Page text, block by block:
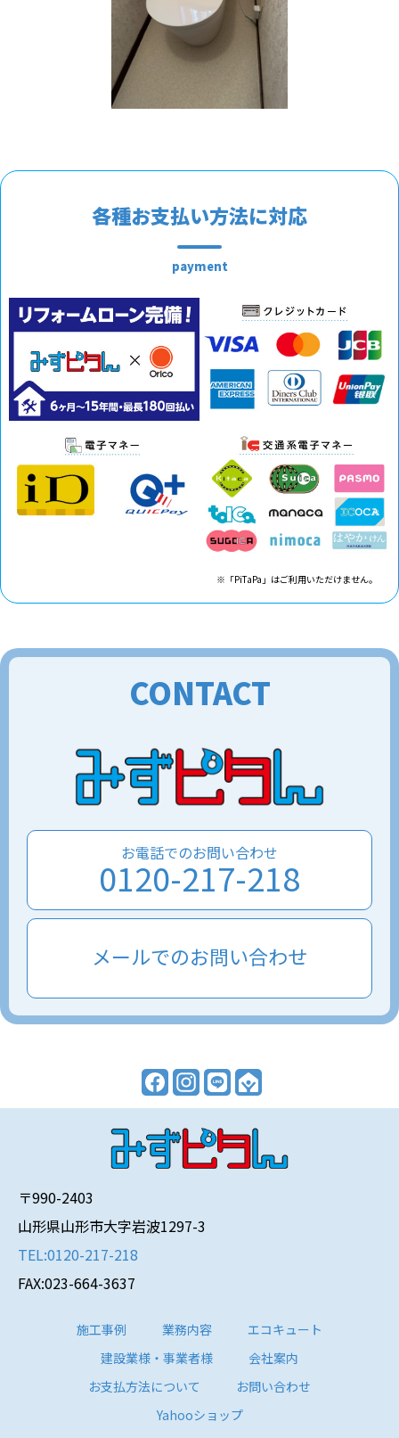
各種お支払い方法に対応
payment
※「PiTaPa」はご利用いただけません。
CONTACT
お電話でのお問い合わせ
0120-217-218
メールでのお問い合わせ
〒990-2403
山形県山形市大字岩波1297-3
TEL:0120-217-218
FAX:023-664-3637
施工事例 業務内容
エコキュート
建設業様・事業者様
会社案内
お支払方法について
お問い合わせ
Yahooショップ